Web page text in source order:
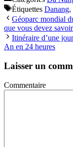
Étiquettes Danang,
Géoparc mondial
que vous devez savoir
Itinéraire d’une
An en 24 heures
Laisser un
Commentaire